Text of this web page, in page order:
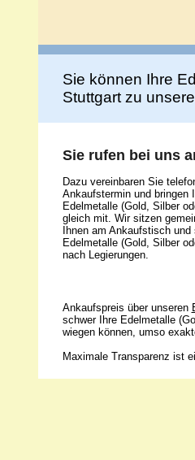
Sie können Ihre
Stuttgart zu
Sie rufen bei uns
Dazu vereinbaren Sie
Ankaufstermin und bringen
Edelmetalle (Gold, Silber
gleich mit. Wir sitzen
Ihnen am Ankaufstisch
Edelmetalle (Gold, Silber
nach Legierungen.
Ankaufspreis über unseren
schwer Ihre Edelmetalle
wiegen können, umso
Maximale Transparenz ist